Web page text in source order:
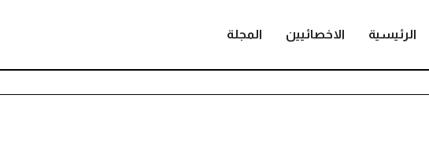
الرئيسية الاخصائيين المجلة